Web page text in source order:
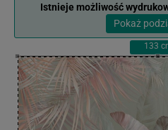
Istnieje możliwość
Pokaż
133